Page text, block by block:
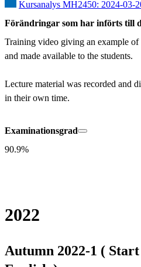
Kursanalys MH2450: 2024-03-
Förändringar som har införts till
Training video giving an example
and made available to the students.
Lecture material was recorded and
in their own time.
Examinationsgrad
90.9%
2022
Autumn 2022-1 ( Start